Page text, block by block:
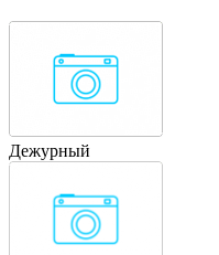
Дежурный